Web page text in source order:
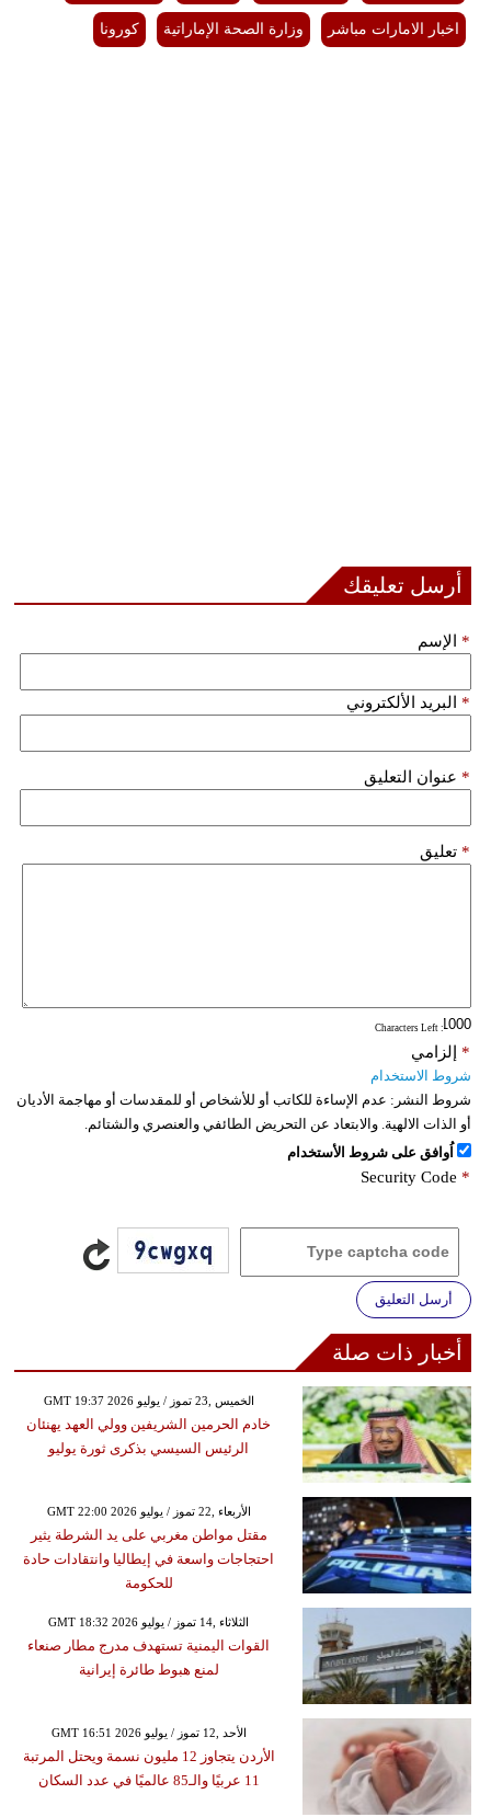
اخبار الامارات مباشر وزارة الصحة الإماراتية كورونا
أرسل تعليقك
الإسم *
البريد الألكتروني *
عنوان التعليق *
تعليق *
: Characters Left
إلزامي *
شروط الاستخدام
شروط النشر: عدم الإساءة للكاتب أو للأشخاص أو للمقدسات أو مهاجمة الأديان
أو الذات الالهية. والابتعاد عن التحريض الطائفي والعنصري والشتائم.
اُوافق على شروط الأستخدام
Security Code *
أرسل التعليق
أخبار ذات صلة
GMT 19:37 2026 الخميس ,23 تموز / يوليو
خادم الحرمين الشريفين وولي العهد يهنئان
الرئيس السيسي بذكرى ثورة يوليو
GMT 22:00 2026 الأربعاء ,22 تموز / يوليو
مقتل مواطن مغربي على يد الشرطة يثير
احتجاجات واسعة في إيطاليا وانتقادات حادة
للحكومة
GMT 18:32 2026 الثلاثاء ,14 تموز / يوليو
القوات اليمنية تستهدف مدرج مطار صنعاء
لمنع هبوط طائرة إيرانية
GMT 16:51 2026 الأحد ,12 تموز / يوليو
الأردن يتجاوز 12 مليون نسمة ويحتل المرتبة
11 عربيًا والـ85 عالميًا في عدد السكان